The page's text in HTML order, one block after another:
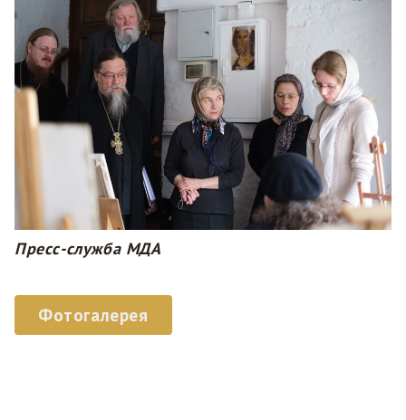
Пресс-служба МДА
Фотогалерея